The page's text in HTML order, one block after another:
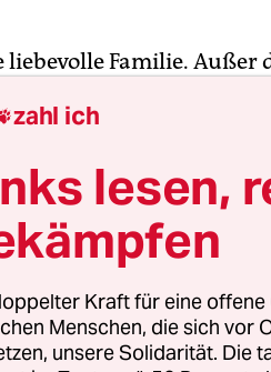
Familie. Außer
gesagt hat es dann
beim WDR-Tatort.
nicht so gemeint,
der Tatort-
Anna Schudt.
zu im Genre der
Dokumentation“.
zahl ich
lesen,
Kraft für eine
Menschen, die sich vor
unsere Solidarität. Die